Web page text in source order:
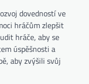
dovedností ve
hráčům zlepšit
hráče, aby se
úspěšnosti a
aby zvýšili svůj